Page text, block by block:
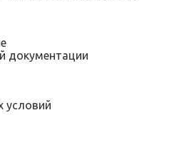
документации
условий